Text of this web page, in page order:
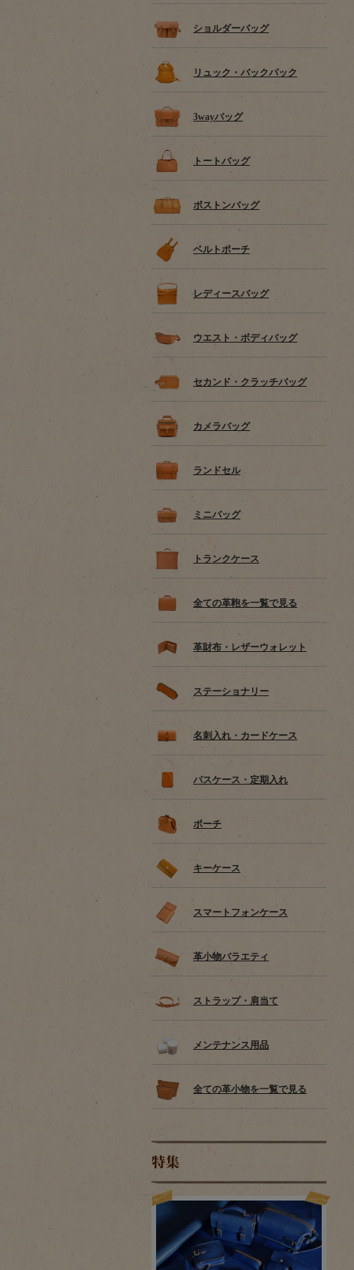
ショルダーバッグ
リュック・バックパック
3wayバッグ
トートバッグ
ボストンバッグ
ベルトポーチ
レディースバッグ
ウエスト・ボディバッグ
セカンド・クラッチバッグ
カメラバッグ
ランドセル
ミニバッグ
トランクケース
全ての革鞄を一覧で見る
革財布・レザーウォレット
ステーショナリー
名刺入れ・カードケース
パスケース・定期入れ
ポーチ
キーケース
スマートフォンケース
革小物バラエティ
ストラップ・肩当て
メンテナンス用品
全ての革小物を一覧で見る
特集